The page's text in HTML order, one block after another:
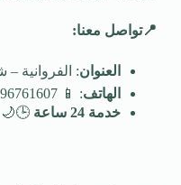
📍تواصل معنا:
العنوان: الفروانية –
الهاتف: 📱 96761607
خدمة 24 ساعة
🕒🌙